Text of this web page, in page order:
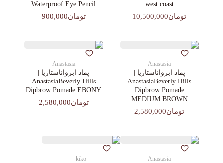
west coast
تومان10,500,000
Waterproof Eye Pencil
تومان900,000
Anastasia
پماد ابرواناستازیا |
AnastasiaBeverly Hills
Dipbrow Pomade
MEDIUM BROWN
تومان2,580,000
Anastasia
پماد ابرواناستازیا |
AnastasiaBeverly Hills
Dipbrow Pomade EBONY
تومان2,580,000
Anastasia
kiko